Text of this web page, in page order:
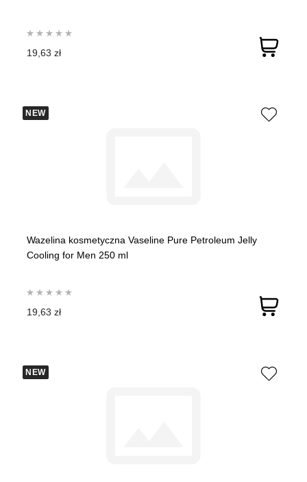
19,63 zł
NEW
Wazelina kosmetyczna Vaseline Pure Petroleum Jelly
Cooling for Men 250 ml
19,63 zł
NEW